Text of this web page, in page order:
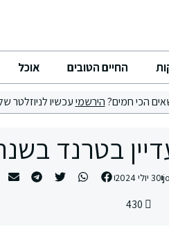
החיים הטובים אוכל
הכי חמים?הירשמיעכשיו לניוזלטר
בטרנד בשנת
30 יולי 2024